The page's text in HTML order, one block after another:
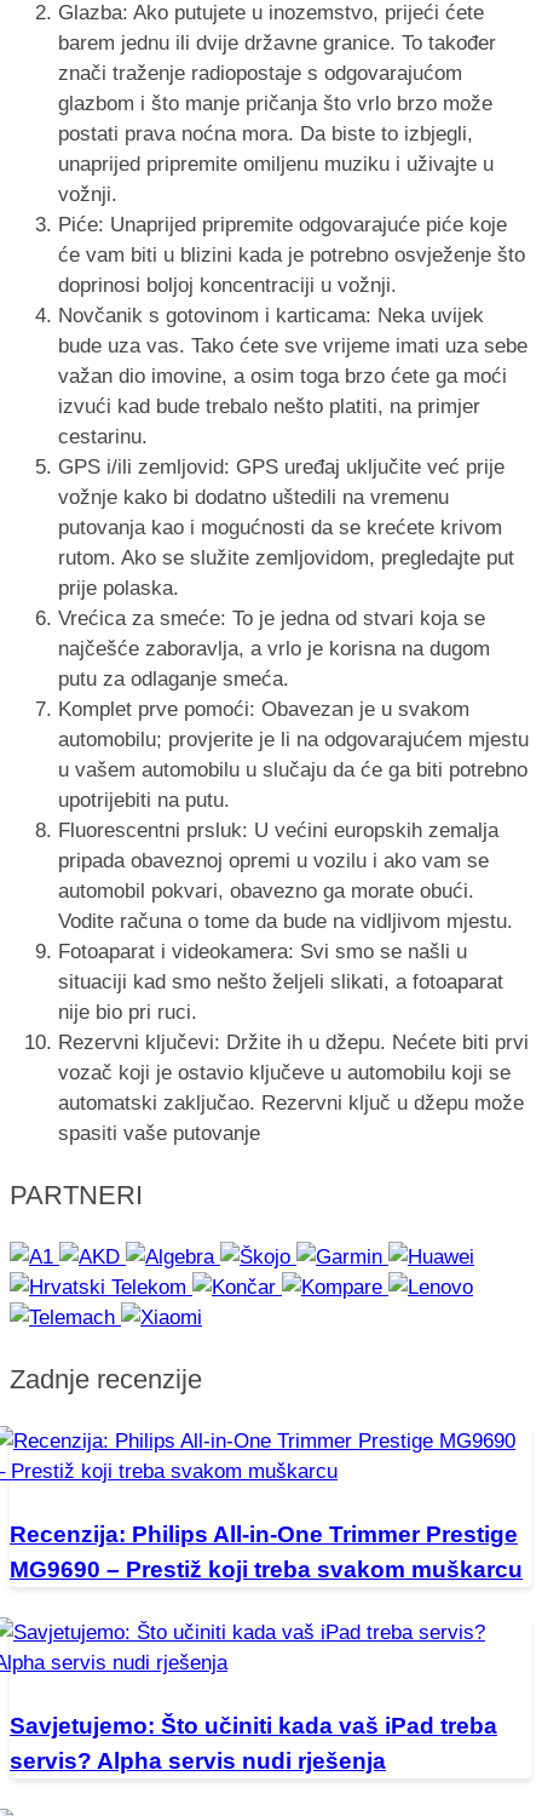
Glazba: Ako putujete u inozemstvo, prijeći ćete
barem jednu ili dvije državne granice. To također
znači traženje radiopostaje s odgovarajućom
glazbom i što manje pričanja što vrlo brzo može
postati prava noćna mora. Da biste to izbjegli,
unaprijed pripremite omiljenu muziku i uživajte u
vožnji.
Piće: Unaprijed pripremite odgovarajuće piće koje
će vam biti u blizini kada je potrebno osvježenje što
doprinosi boljoj koncentraciji u vožnji.
Novčanik s gotovinom i karticama: Neka uvijek
bude uza vas. Tako ćete sve vrijeme imati uza sebe
važan dio imovine, a osim toga brzo ćete ga moći
izvući kad bude trebalo nešto platiti, na primjer
cestarinu.
GPS i/ili zemljovid: GPS uređaj uključite već prije
vožnje kako bi dodatno uštedili na vremenu
putovanja kao i mogućnosti da se krećete krivom
rutom. Ako se služite zemljovidom, pregledajte put
prije polaska.
Vrećica za smeće: To je jedna od stvari koja se
najčešće zaboravlja, a vrlo je korisna na dugom
putu za odlaganje smeća.
Komplet prve pomoći: Obavezan je u svakom
automobilu; provjerite je li na odgovarajućem mjestu
u vašem automobilu u slučaju da će ga biti potrebno
upotrijebiti na putu.
Fluorescentni prsluk: U većini europskih zemalja
pripada obaveznoj opremi u vozilu i ako vam se
automobil pokvari, obavezno ga morate obući.
Vodite računa o tome da bude na vidljivom mjestu.
Fotoaparat i videokamera: Svi smo se našli u
situaciji kad smo nešto željeli slikati, a fotoaparat
nije bio pri ruci.
Rezervni ključevi: Držite ih u džepu. Nećete biti prvi
vozač koji je ostavio ključeve u automobilu koji se
automatski zaključao. Rezervni ključ u džepu može
spasiti vaše putovanje
PARTNERI
Zadnje recenzije
Recenzija: Philips All-in-One Trimmer Prestige
MG9690 – Prestiž koji treba svakom muškarcu
Savjetujemo: Što učiniti kada vaš iPad treba
servis? Alpha servis nudi rješenja